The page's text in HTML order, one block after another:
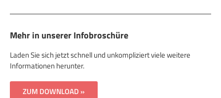
Mehr in unserer Infobroschüre
Laden Sie sich jetzt schnell und unkompliziert viele weitere
Informationen herunter.
ZUM DOWNLOAD »